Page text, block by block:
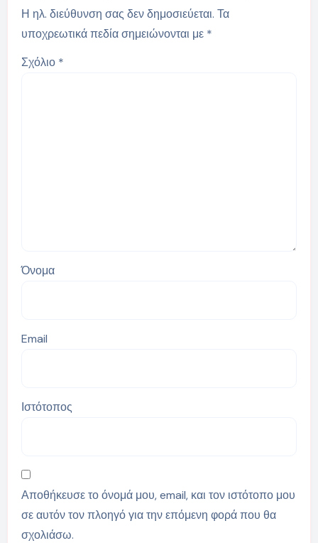
Η ηλ. διεύθυνση σας δεν δημοσιεύεται. Τα
υποχρεωτικά πεδία σημειώνονται με *
Σχόλιο *
Όνομα
Email
Ιστότοπος
Αποθήκευσε το όνομά μου, email, και τον ιστότοπο μου
σε αυτόν τον πλοηγό για την επόμενη φορά που θα
σχολιάσω.